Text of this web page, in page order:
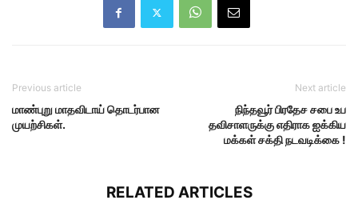
Previous article
மாண்புறு மாதவிடாய் தொடர்பான
முயற்சிகள்.
Next article
நிந்தவூர் பிரதேச சபை உப
தவிசாளருக்கு எதிராக ஐக்கிய
மக்கள் சக்தி நடவடிக்கை !
RELATED ARTICLES